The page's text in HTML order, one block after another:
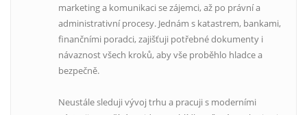
marketing a komunikaci se zájemci, až po právní a
administrativní procesy. Jednám s katastrem, bankami,
finančními poradci, zajišťuji potřebné dokumenty i
návaznost všech kroků, aby vše proběhlo hladce a
bezpečně.
Neustále sleduji vývoj trhu a pracuji s moderními